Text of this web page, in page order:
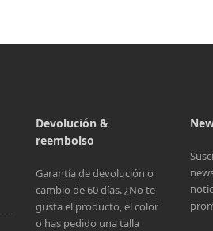
Devolución &
reembolso
Garantía de devolución o
cambio de 60 días. ¿No te
gusta el producto, el color
o has pedido una talla